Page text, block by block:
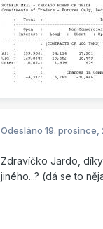
Odesláno 19. prosince,
Zdravíčko Jardo,
jiného...? (dá se to